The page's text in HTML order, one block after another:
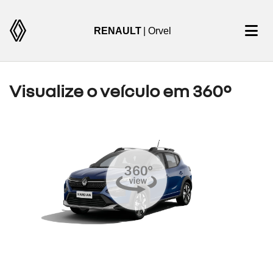
RENAULT | Orvel
Visualize o veículo em 360°